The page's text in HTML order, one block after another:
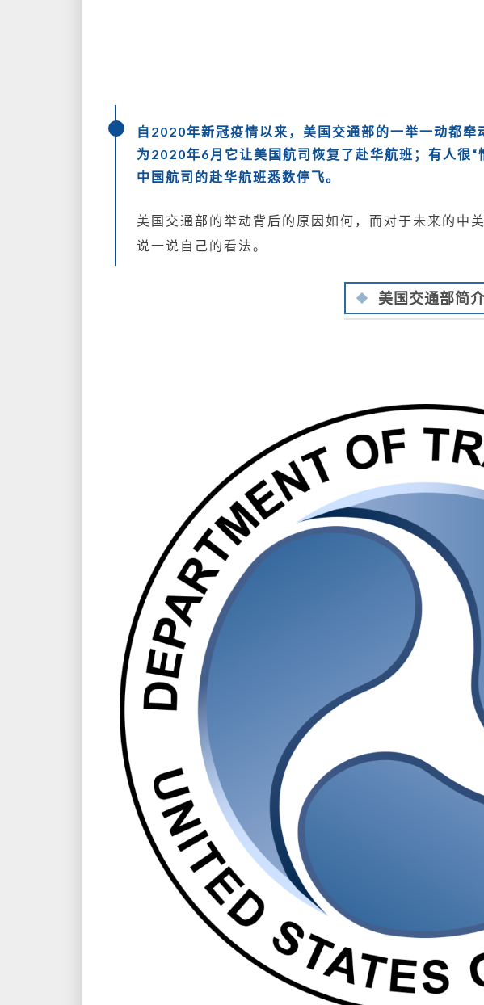
自2020年新冠疫情以来，美国交通部的一举一动都牵
为2020年6月 它让美国航司恢复了赴华航班 ；有人很
中国航司的赴华航班悉数停飞。
美国交通部的举动背后的原因如何，而对于未来的中
说一说自己的看法。
美国交通部简